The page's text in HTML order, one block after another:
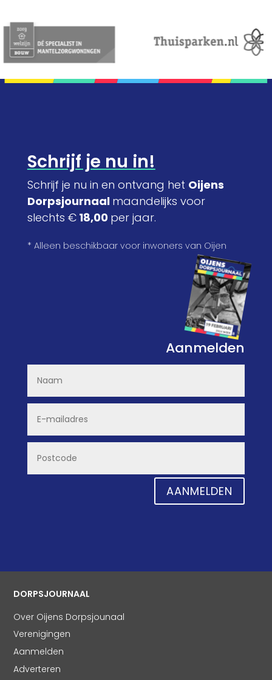
Schrijf je nu in!
Schrijf je nu in en ontvang het Oijens
Dorpsjournaal maandelijks voor
slechts €18,00 per jaar.
* Alleen beschikbaar voor inwoners van Oijen
Aanmelden
AANMELDEN
DORPSJOURNAAL
Over Oijens Dorpsjounaal
Verenigingen
Aanmelden
Adverteren